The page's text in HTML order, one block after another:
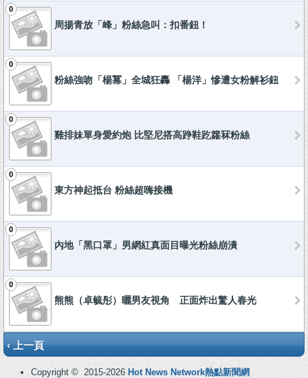
0
周揚青放「峰」粉絲急叫：扣番鈕！
0
粉絲強吻「楊冪」全城狂轟 「楊洋」慘遭女粉解衫鈕
0
雞排妹單身愛約炮 比堅尼搭高踭鞋趷籮冧粉絲
0
東方神起抵台 粉絲超嗨接機
0
內地「黑口罩」男網紅真面目曝光粉絲崩潰
0
熊熊（卓毓彤）曬男友視角 正面炸出驚人春光
‹ 上一頁
Copyright © 2015-2026 Hot News Network熱點新聞網